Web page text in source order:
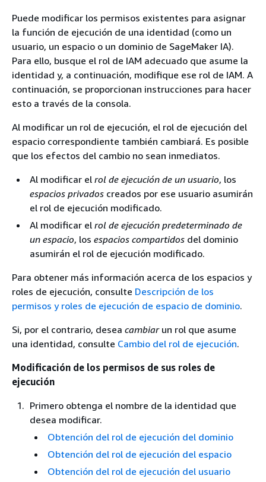
Puede modificar los permisos existentes para asignar
la función de ejecución de una identidad (como un
usuario, un espacio o un dominio de SageMaker IA).
Para ello, busque el rol de IAM adecuado que asume la
identidad y, a continuación, modifique ese rol de IAM. A
continuación, se proporcionan instrucciones para hacer
esto a través de la consola.
Al modificar un rol de ejecución, el rol de ejecución del
espacio correspondiente también cambiará. Es posible
que los efectos del cambio no sean inmediatos.
Al modificar el rol de ejecución de un usuario, los
espacios privados creados por ese usuario asumirán
el rol de ejecución modificado.
Al modificar el rol de ejecución predeterminado de
un espacio, los espacios compartidos del dominio
asumirán el rol de ejecución modificado.
Para obtener más información acerca de los espacios y
roles de ejecución, consulte Descripción de los
permisos y roles de ejecución de espacio de dominio.
Si, por el contrario, desea cambiarun rol que asume
una identidad, consulte Cambio del rol de ejecución.
Modificación de los permisos de sus roles de
ejecución
Primero obtenga el nombre de la identidad que
desea modificar.
Obtención del rol de ejecución del dominio
Obtención del rol de ejecución del espacio
Obtención del rol de ejecución del usuario